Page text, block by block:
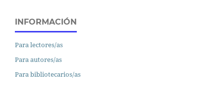
INFORMACIÓN
Para lectores/as
Para autores/as
Para bibliotecarios/as